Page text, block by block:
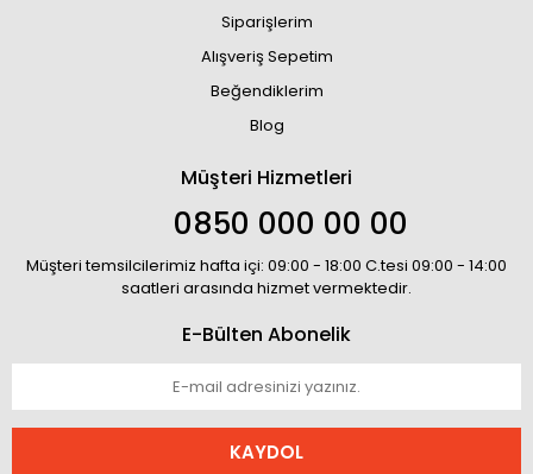
Siparişlerim
Alışveriş Sepetim
Beğendiklerim
Blog
Müşteri Hizmetleri
0850 000 00 00
Müşteri temsilcilerimiz hafta içi: 09:00 - 18:00 C.tesi 09:00 - 14:00
saatleri arasında hizmet vermektedir.
E-Bülten Abonelik
KAYDOL